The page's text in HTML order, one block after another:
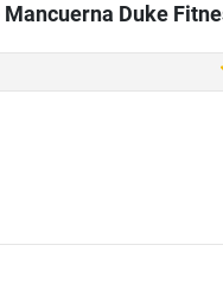
Mancuerna Duke